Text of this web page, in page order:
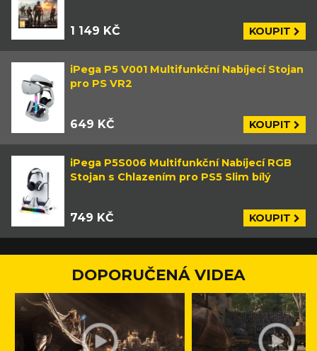
1 149 KČ KOUPIT
iPega P5 V001 Multifunkční Nabíjecí Stojan
pro PS VR2
649 KČ KOUPIT
iPega P5S006 Multifunkční Nabíjecí RGB
Stojan s Chlazením pro PS5 Slim bílý
749 KČ KOUPIT
DOPORUČENÁ VIDEA